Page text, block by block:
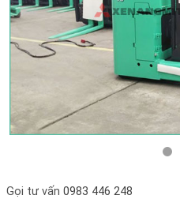
Gọi tư vấn 0983 446 248